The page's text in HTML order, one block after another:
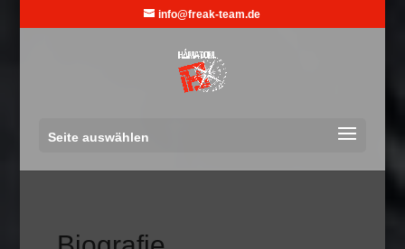
info@freak-team.de
Seite auswählen